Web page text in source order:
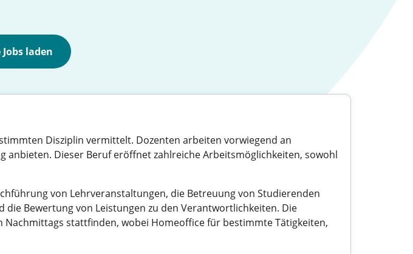
laden
Disziplin vermittelt. Dozenten arbeiten vorwiegend an
Dieser Beruf eröffnet zahlreiche Arbeitsmöglichkeiten, sowohl
von Lehrveranstaltungen, die Betreuung von Studierenden
Bewertung von Leistungen zu den Verantwortlichkeiten. Die
stattfinden, wobei Homeoffice für bestimmte Tätigkeiten,